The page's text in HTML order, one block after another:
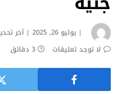
يوليو 26, 2025 آخر
لا توجد تعليقات
3 دقائق